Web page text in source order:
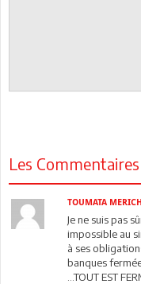
Les Commentaires
TOUMATA MERICH
Je ne suis pas
impossible au
à ses
banques
...TOUT EST